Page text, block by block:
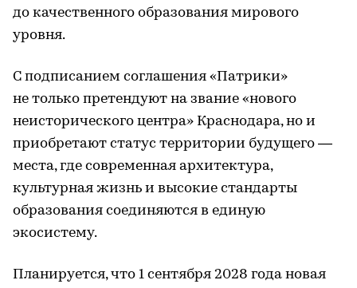
до качественного образования мирового
уровня.
С подписанием соглашения «Патрики»
не только претендуют на звание «нового
неисторического центра» Краснодара, но и
приобретают статус территории будущего —
места, где современная архитектура,
культурная жизнь и высокие стандарты
образования соединяются в единую
экосистему.
Планируется, что 1 сентября 2028 года новая